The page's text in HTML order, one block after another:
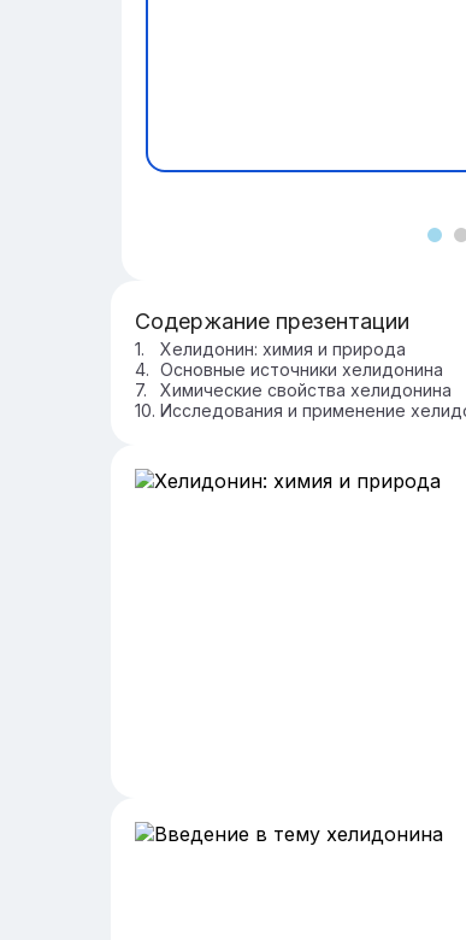
Содержание презентации
Хелидонин: химия и природа
Основные источники хелидонина
Химические свойства хелидонина
Исследования и применение